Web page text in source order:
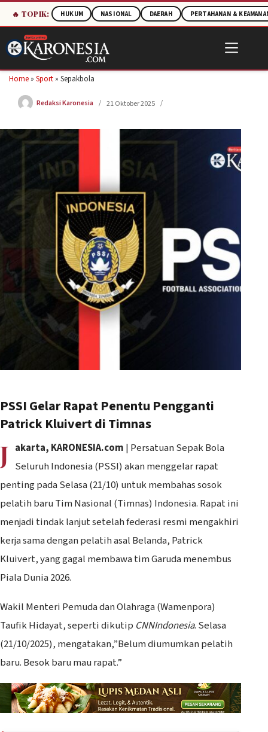
🔥 TOPIK: HUKUM NASIONAL DAERAH PERTAHANAN &
to
content
Home » Sport » Sepakbola
Redaksi Karonesia 21 Oktober 2025
PSSI Gelar Rapat Penentu Pengganti
Patrick Kluivert di Timnas
J akarta, KARONESIA.com | Persatuan Sepak Bola
Seluruh Indonesia (PSSI) akan menggelar rapat
penting pada Selasa (21/10) untuk membahas sosok
pelatih baru Tim Nasional (Timnas) Indonesia. Rapat ini
menjadi tindak lanjut setelah federasi resmi mengakhiri
kerja sama dengan pelatih asal Belanda, Patrick
Kluivert, yang gagal membawa tim Garuda menembus
Piala Dunia 2026.
Wakil Menteri Pemuda dan Olahraga (Wamenpora)
Taufik Hidayat, seperti dikutip CNNIndonesia. Selasa
(21/10/2025), mengatakan,”Belum diumumkan pelatih
baru. Besok baru mau rapat.”